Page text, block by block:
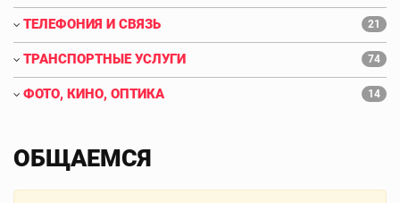
ТЕЛЕФОНИЯ И СВЯЗЬ 21
ТРАНСПОРТНЫЕ УСЛУГИ 74
ФОТО, КИНО, ОПТИКА 14
ОБЩАЕМСЯ